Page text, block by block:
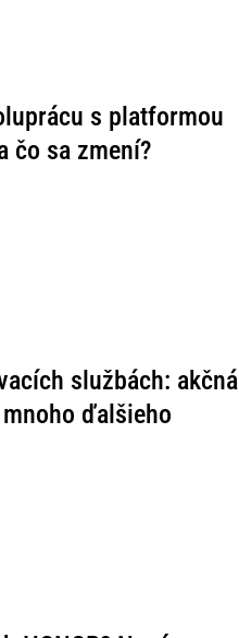
s platformou
čo sa zmení?
službách: akčná
ďalšieho